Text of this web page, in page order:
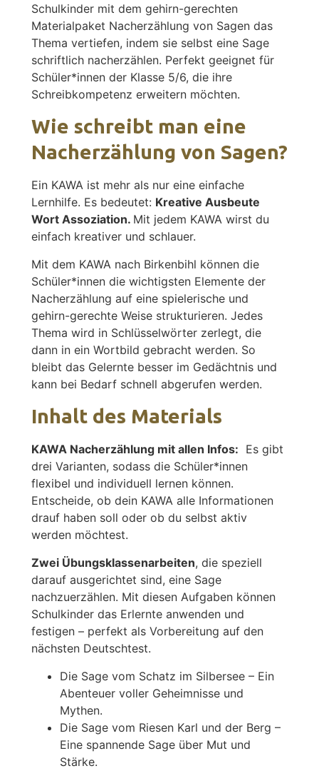
Schulkinder mit dem gehirn-gerechten
Materialpaket Nacherzählung von Sagen das
Thema vertiefen, indem sie selbst eine Sage
schriftlich nacherzählen. Perfekt geeignet für
Schüler*innen der Klasse 5/6, die ihre
Schreibkompetenz erweitern möchten.
Wie schreibt man eine
Nacherzählung von Sagen?
Ein KAWA ist mehr als nur eine einfache
Lernhilfe. Es bedeutet: Kreative Ausbeute
Wort Assoziation. Mit jedem KAWA wirst du
einfach kreativer und schlauer.
Mit dem KAWA nach Birkenbihl können die
Schüler*innen die wichtigsten Elemente der
Nacherzählung auf eine spielerische und
gehirn-gerechte Weise strukturieren. Jedes
Thema wird in Schlüsselwörter zerlegt, die
dann in ein Wortbild gebracht werden. So
bleibt das Gelernte besser im Gedächtnis und
kann bei Bedarf schnell abgerufen werden.
Inhalt des Materials
KAWA Nacherzählung mit allen Infos: Es gibt
drei Varianten, sodass die Schüler*innen
flexibel und individuell lernen können.
Entscheide, ob dein KAWA alle Informationen
drauf haben soll oder ob du selbst aktiv
werden möchtest.
Zwei Übungsklassenarbeiten, die speziell
darauf ausgerichtet sind, eine Sage
nachzuerzählen. Mit diesen Aufgaben können
Schulkinder das Erlernte anwenden und
festigen – perfekt als Vorbereitung auf den
nächsten Deutschtest.
Die Sage vom Schatz im Silbersee – Ein
Abenteuer voller Geheimnisse und
Mythen.
Die Sage vom Riesen Karl und der Berg –
Eine spannende Sage über Mut und
Stärke.